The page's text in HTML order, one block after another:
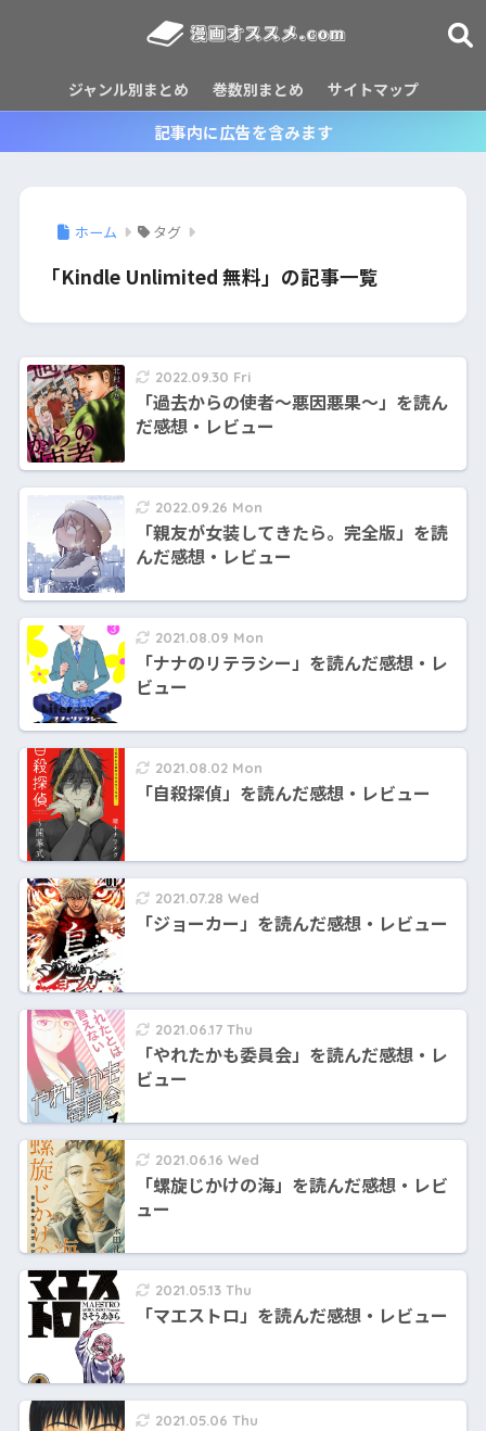
ジャンル別まとめ 巻数別まとめ サイトマップ
記事内に広告を含みます
ホーム タグ
「Kindle Unlimited 無料」の記事一覧
2022.09.30 Fri
「過去からの使者～悪因悪果～」を読ん
だ感想・レビュー
2022.09.26 Mon
「親友が女装してきたら。完全版」を読
んだ感想・レビュー
2021.08.09 Mon
「ナナのリテラシー」を読んだ感想・レ
ビュー
2021.08.02 Mon
「自殺探偵」を読んだ感想・レビュー
2021.07.28 Wed
「ジョーカー」を読んだ感想・レビュー
2021.06.17 Thu
「やれたかも委員会」を読んだ感想・レ
ビュー
2021.06.16 Wed
「螺旋じかけの海」を読んだ感想・レビ
ュー
2021.05.13 Thu
「マエストロ」を読んだ感想・レビュー
2021.05.06 Thu